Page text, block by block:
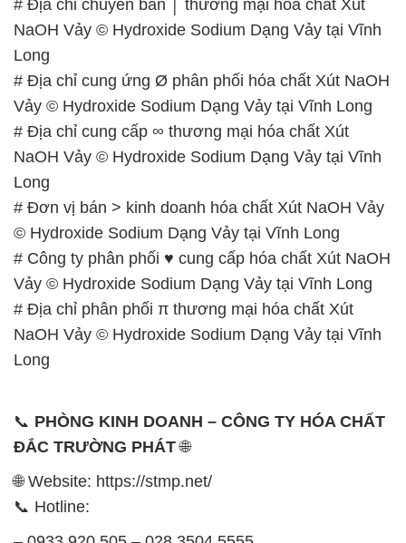
© Hydroxide Sodium Dạng Vảy tại Vĩnh Long
# Công ty phân phối ♥ cung cấp hóa chất Xút NaOH
Vảy © Hydroxide Sodium Dạng Vảy tại Vĩnh Long
# Địa chỉ phân phối π thương mại hóa chất Xút
NaOH Vảy © Hydroxide Sodium Dạng Vảy tại Vĩnh
Long
📞PHÒNG KINH DOANH – CÔNG TY HÓA CHẤT
ĐẮC TRƯỜNG PHÁT🌐
🌐 Website: https://stmp.net/
📞 Hotline:
– 0933.920.505 – 028.3504.5555
– 028.3756.1835 – 028.3756.1840 –
– 0932.660.696 – 0901.326.566 – 0906.387.866 –
0902.765.866
📧 Email: hoachat@dactruongphat.vn
GIỜ LÀM VIỆC TẠI CÔNG TY HÓA CHẤT ĐẮC
TRƯỜNG PHÁT